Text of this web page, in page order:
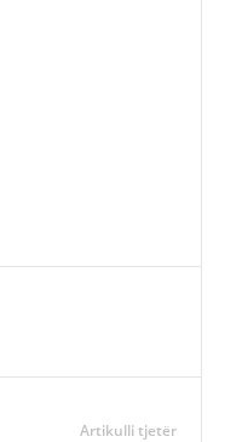
Artikulli tjetër